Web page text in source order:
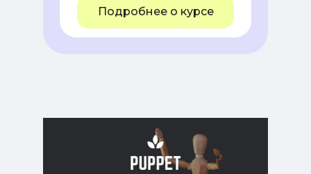
Подробнее о курсе